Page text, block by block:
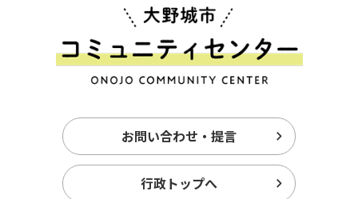
お問い合わせ・提言
行政トップへ